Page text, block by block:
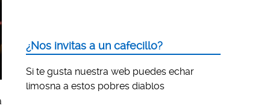
¿Nos invitas a un cafecillo?
Si te gusta nuestra web puedes echar
limosna a estos pobres diablos